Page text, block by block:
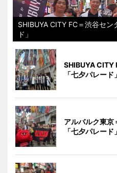
SHIBUYA CITY FC＝渋谷セ
ド」
SHIBUYA CITY
「七夕パレード」
アルバルク東京
「七夕パレード」